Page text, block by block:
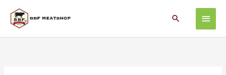
content
Main
Search